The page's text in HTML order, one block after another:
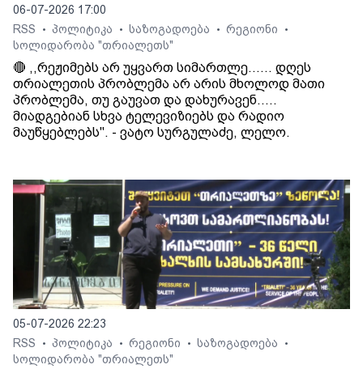
06-07-2026 17:00
RSS
• პოლიტიკა • საზოგადოება • რეგიონი •
სოლიდარობა "თრიალეთს"
🔴 ,,რეჟიმებს არ უყვართ სიმართლე...... დღეს
თრიალეთის პრობლემა არ არის მხოლოდ მათი
პრობლემა, თუ გაუვათ და დახურავენ.....
მიადგებიან სხვა ტელევიზიებს და რადიო
მაუწყებლებს". - ვატო სურგულაძე, ლელო.
05-07-2026 22:23
RSS
• პოლიტიკა • რეგიონი • საზოგადოება •
სოლიდარობა "თრიალეთს"